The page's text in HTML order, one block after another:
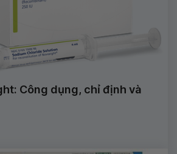
Công dụng, chỉ định và